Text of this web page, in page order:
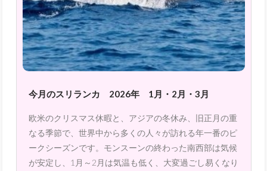
今月のスリランカ 2026年 1月・2月・3月
欧米のクリスマス休暇と、アジアの冬休み、旧正月の重
なる季節で、世界中から多くの人々が訪れる年一番のピ
ークシーズンです。モンスーンの終わった南西部は気候
が安定し、1月～2月は気温も低く、大変過ごし易くなり